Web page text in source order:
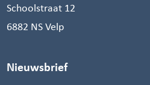
Schoolstraat 12
6882 NS Velp
Nieuwsbrief